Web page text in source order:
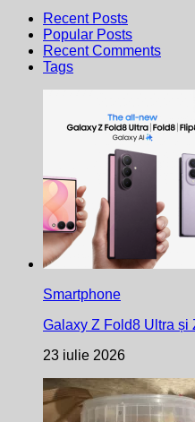
Recent Posts
Popular Posts
Recent Comments
Tags
Smartphone
Galaxy Z Fold8 Ultra și
23 iulie 2026